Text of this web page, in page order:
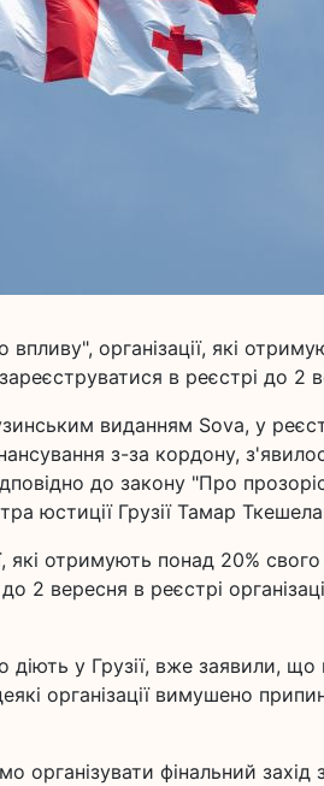
організації, які
в реєстрі до 2
виданням Sova, у
з-за кордону,
до закону "Про
юстиції Грузії Тамар
які отримують понад 20%
2 вересня в реєстрі
діють у Грузії, вже заявили, що
організації вимушено
організувати фінальний захід